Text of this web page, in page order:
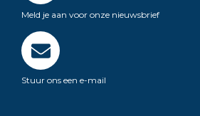
Meld je aan voor onze nieuwsbrief
Stuur ons een e-mail